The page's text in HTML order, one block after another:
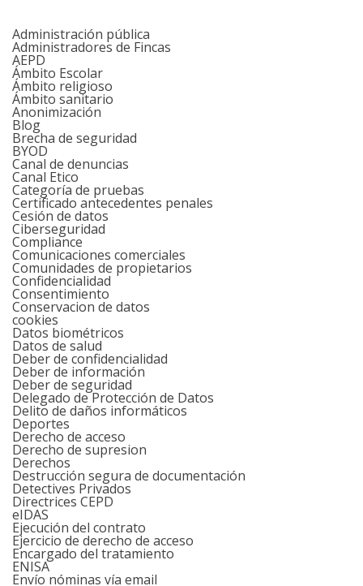
Administración pública
Administradores de Fincas
AEPD
Ámbito Escolar
Ámbito religioso
Ámbito sanitario
Anonimización
Blog
Brecha de seguridad
BYOD
Canal de denuncias
Canal Etico
Categoría de pruebas
Certificado antecedentes penales
Cesión de datos
Ciberseguridad
Compliance
Comunicaciones comerciales
Comunidades de propietarios
Confidencialidad
Consentimiento
Conservacion de datos
cookies
Datos biométricos
Datos de salud
Deber de confidencialidad
Deber de información
Deber de seguridad
Delegado de Protección de Datos
Delito de daños informáticos
Deportes
Derecho de acceso
Derecho de supresion
Derechos
Destrucción segura de documentación
Detectives Privados
Directrices CEPD
eIDAS
Ejecución del contrato
Ejercicio de derecho de acceso
Encargado del tratamiento
ENISA
Envío nóminas vía email